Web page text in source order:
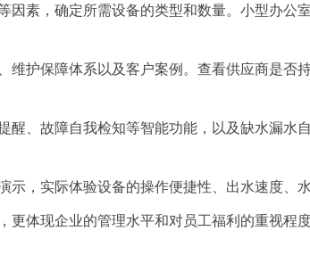
素，确定所需设备的类型和数量。小型办公
护保障体系以及客户案例。查看供应商是否
、故障自我检知等智能功能，以及缺水漏水
，实际体验设备的操作便捷性、出水速度、
更体现企业的管理水平和对员工福利的重视